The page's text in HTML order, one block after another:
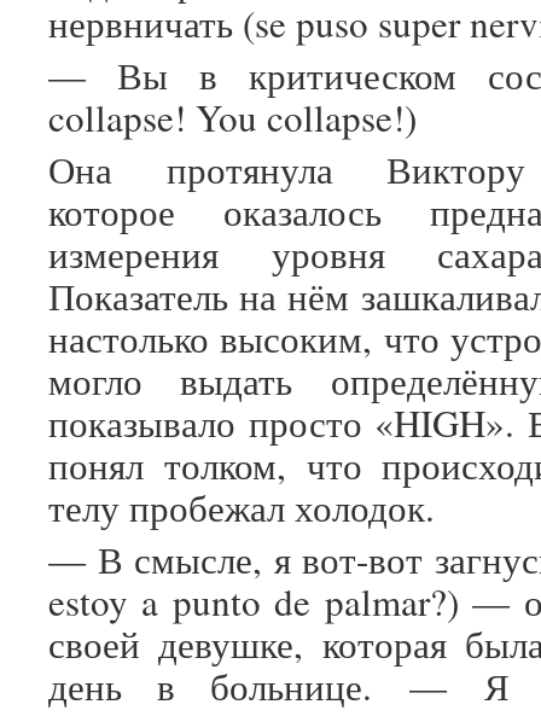
нервничать (se puso super
— Вы в критическом
collapse! You collapse!)
Она протянула Виктору
которое оказалось
измерения уровня
Показатель на нём
настолько высоким, что
могло выдать
показывало просто «HIGH».
понял толком, что
телу пробежал холодок.
— В смысле, я вот-вот
estoy a punto de palmar?) —
своей девушке, которая
день в больнице. — Я